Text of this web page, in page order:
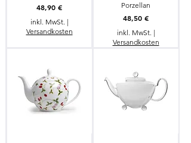
Preis
48,90 €
inkl. MwSt. |
Versandkosten
Porzellan
Preis
48,50 €
inkl. MwSt. |
Versandkosten